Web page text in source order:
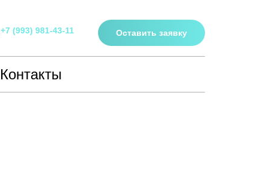
+7 (993) 981-43-11 Оставить заявку
Контакты